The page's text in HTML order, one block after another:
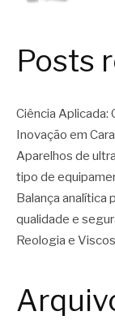
Posts
Ciência Aplicada:
Inovação em
Aparelhos de
tipo de
Balança analítica
qualidade e
Reologia e